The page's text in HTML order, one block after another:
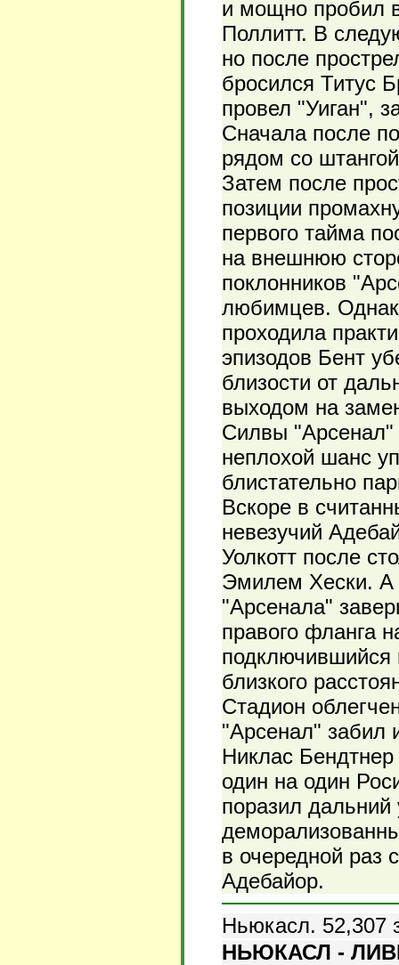
и мощно пробил
Поллитт. В
но после
бросился Титус
провел "Уиган",
Сначала после
рядом со
Затем после
позиции
первого тайма
на внешнюю
поклонников
любимцев.
проходила
эпизодов Бент
близости от
выходом на
Силвы "Арсенал"
неплохой шанс
блистательно
Вскоре в
невезучий
Уолкотт после
Эмилем Хески. А
"Арсенала"
правого фланга
подключившийся
близкого
Стадион
"Арсенал" забил
Никлас Бендтнер
один на один
поразил
в очередной раз
Адебайор.
Ньюкасл. 52,307
НЬЮКАСЛ -